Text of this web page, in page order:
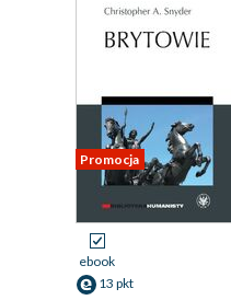
Promocja
ebook
13 pkt